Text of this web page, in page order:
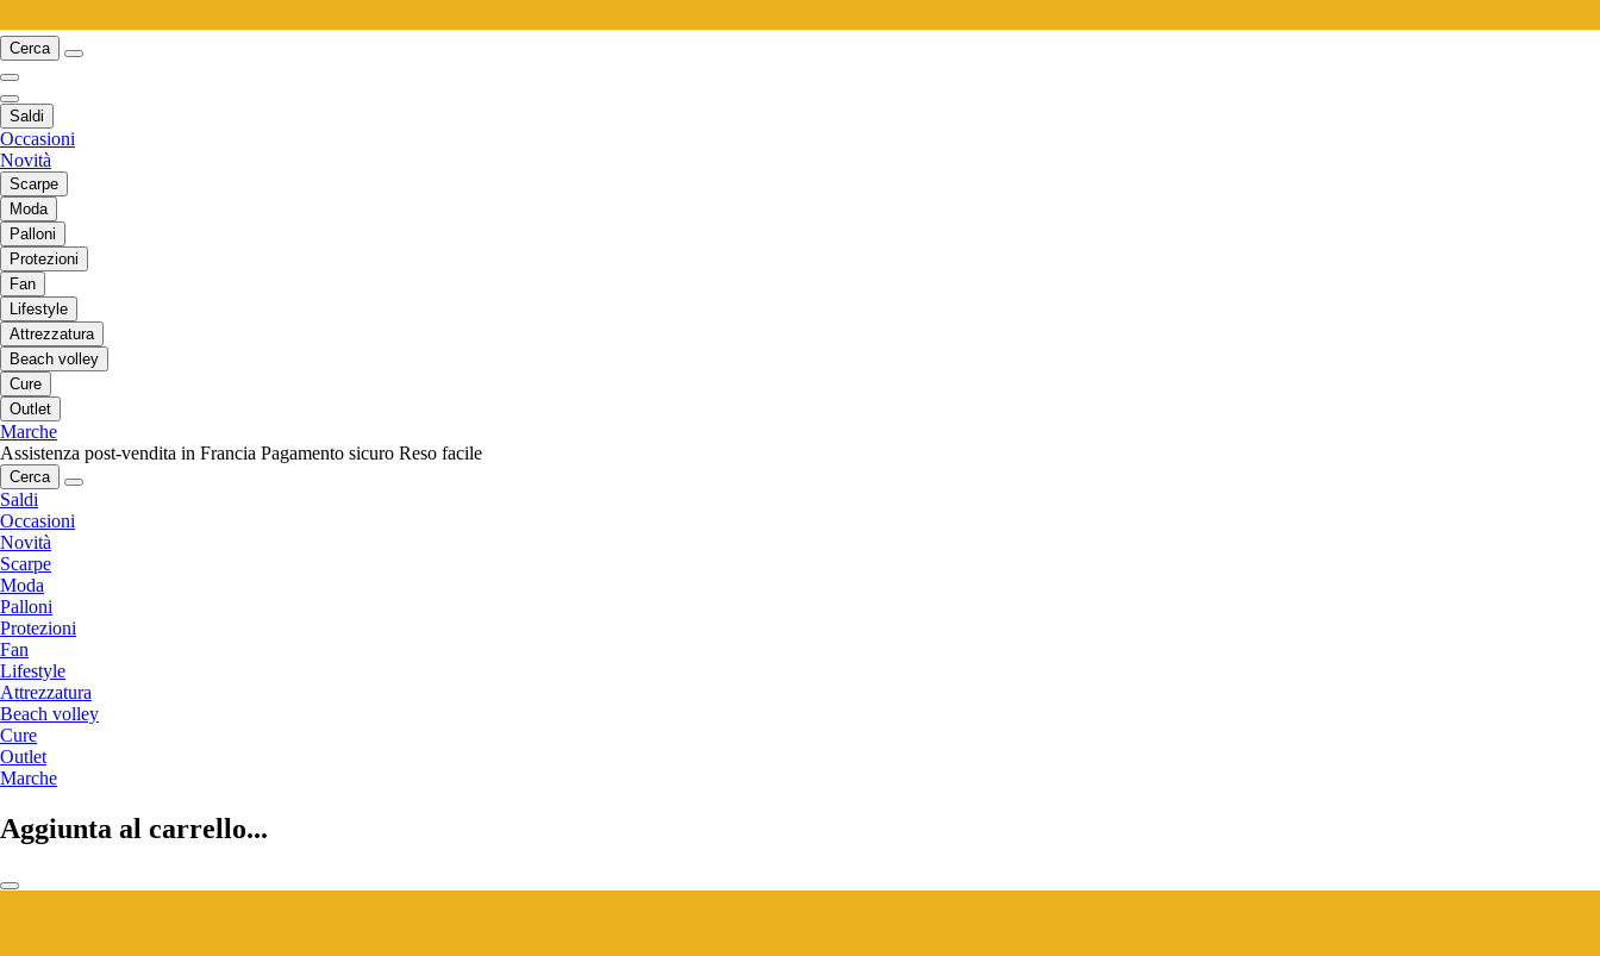
Cerca
Saldi
Occasioni
Novità
Scarpe
Moda
Palloni
Protezioni
Fan
Lifestyle
Attrezzatura
Beach volley
Cure
Outlet
Marche
Assistenza post-vendita in Francia Pagamento sicuro Reso facile
Cerca
Saldi
Occasioni
Novità
Scarpe
Moda
Palloni
Protezioni
Fan
Lifestyle
Attrezzatura
Beach volley
Cure
Outlet
Marche
Aggiunta al carrello...